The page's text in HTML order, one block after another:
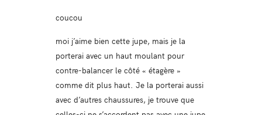
coucou
moi j’aime bien cette jupe, mais je la
porterai avec un haut moulant pour
contre-balancer le côté « étagère »
comme dit plus haut. Je la porterai aussi
avec d’autres chaussures, je trouve que